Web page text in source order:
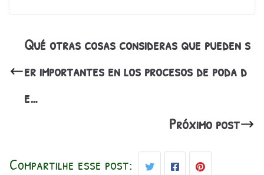
Qué otras cosas consideras que pueden s
er importantes en los procesos de poda d
e…
Próximo post
Compartilhe esse post: